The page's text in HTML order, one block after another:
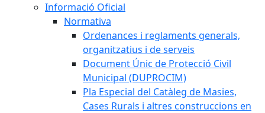
Informació Oficial
Normativa
Ordenances i reglaments generals,
organitzatius i de serveis
Document Únic de Protecció Civil
Municipal (DUPROCIM)
Pla Especial del Catàleg de Masies,
Cases Rurals i altres construccions en